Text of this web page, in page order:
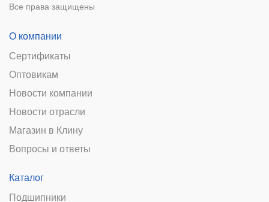
Все права защищены
О компании
Сертификаты
Оптовикам
Новости компании
Новости отрасли
Магазин в Клину
Вопросы и ответы
Каталог
Подшипники